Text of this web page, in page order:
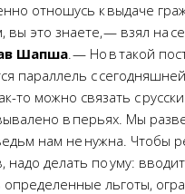
отношусь к выдаче
вы это знаете, — взял на
Шапша. — Но в такой
параллель с
то можно связать с
в перьях. Мы
нам не нужна. Чтобы
надо делать по уму:
определенные льготы,